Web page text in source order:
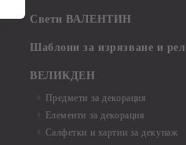
Свети ВАЛЕНТИН
Шаблони за изрязване и
ВЕЛИКДЕН
Предмети за декорация
Елементи за декорация
Салфетки и хартии за декупаж